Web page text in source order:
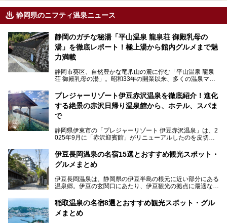
静岡県のニフティ温泉ニュース
静岡のガチな秘湯「平山温泉 龍泉荘 御殿乳母の
湯」を徹底レポート！極上湯から館内グルメまで魅
力満載
静岡市葵区、自然豊かな竜爪山の麓に佇む「平山温泉 龍泉
荘 御殿乳母の湯」。昭和33年の開業以来、多くの温泉マニ
極上温泉です。お湯はもちろん、実はグルメも揃っているん
です。多くのファンを持つ、その圧倒的なこだわりと魅力を
解説します。
プレジャーリゾート伊豆赤沢温泉を徹底紹介！進化
する絶景の赤沢日帰り温泉館から、ホテル、スパま
で
静岡県伊東市の「プレジャーリゾート 伊豆赤沢温泉」は、2
025年9月に「赤沢迎賓館」がリニューアルしたのを皮切り
館」、「RED 28 HOTEL」がリニューアル。さらにこのあ
とグランピング施設のGRAX EARTH FIELD（グラックスア
ースフィールド）、大型屋内アミューズメント施設のPLEA
予定。
ャー施設など、現在リニューアルオープンしている施設を中
心に、家族連れでも大人だけでも、おひとりさまでも多彩な
楽しみ方ができる「プレジャーリゾート 伊豆赤沢温泉」を
伊豆長岡温泉の名宿15選とおすすめ観光スポット・
グルメまとめ
伊豆長岡温泉は、静岡県の伊豆半島の根元に近い部分にある
温泉郷。伊豆の玄関口にあたり、伊豆観光の拠点に最適な立
ちろん日帰りでも楽しめるのが魅力です。
この記事では、伊豆長岡温泉の歴史や魅力、おすすめの宿を
稲取温泉の名宿8選とおすすめ観光スポット・グル
メまとめ